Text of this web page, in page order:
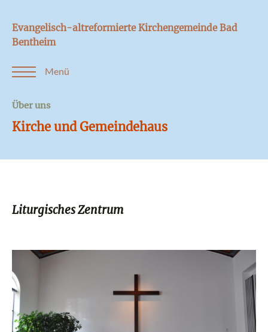
Evangelisch-altreformierte Kirchengemeinde Bad
Bentheim
Menü
Über uns
Kirche und Gemeindehaus
Liturgisches Zentrum